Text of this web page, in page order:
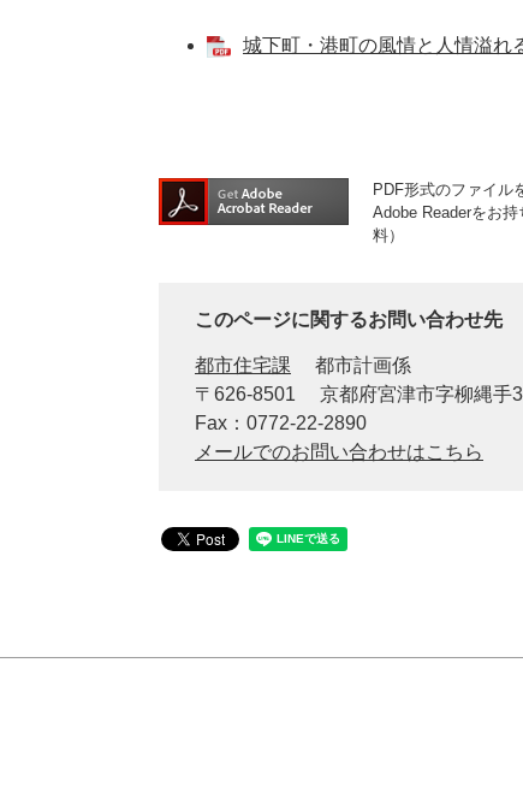
城下町・港町の風情と人情溢れ
PDF形式のファイル
Adobe Readerをお
料）
このページに関するお問い合わせ先
都市住宅課
都市計画係
〒626-8501
京都府宮津市字柳縄
Fax：0772-22-2890
メールでのお問い合わせはこちら